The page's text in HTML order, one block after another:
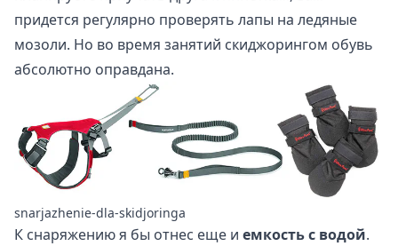
придется регулярно проверять лапы на ледяные
мозоли. Но во время занятий скиджорингом обувь
абсолютно оправдана.
snarjazhenie-dla-skidjoringa
К снаряжению я бы отнес еще и емкость с водой.